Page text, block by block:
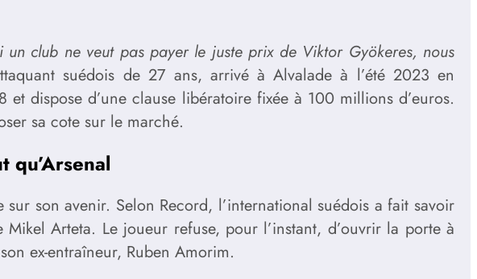
un club ne veut pas payer le juste prix de Viktor Gyökeres, nous
suédois de 27 ans, arrivé à Alvalade à l’été 2023 en
dispose d’une clause libératoire fixée à 100 millions d’euros.
sa cote sur le marché.
qu’Arsenal
son avenir. Selon Record, l’international suédois a fait savoir
Arteta. Le joueur refuse, pour l’instant, d’ouvrir la porte à
ex-entraîneur, Ruben Amorim.